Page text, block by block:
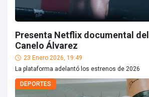
Presenta Netflix documental del
Canelo Álvarez
23 Enero 2026, 19:49
La plataforma adelantó los estrenos de 2026
DEPORTES